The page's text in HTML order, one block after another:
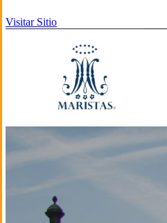
Visitar Sitio